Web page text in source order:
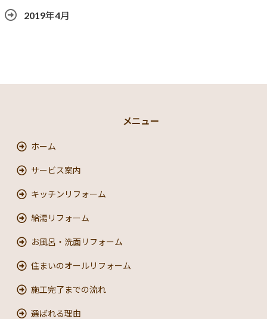
2019年4月
メニュー
ホーム
サービス案内
キッチンリフォーム
給湯リフォーム
お風呂・洗面リフォーム
住まいのオールリフォーム
施工完了までの流れ
選ばれる理由